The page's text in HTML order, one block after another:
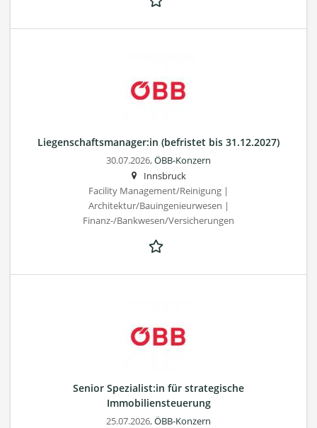
Liegenschaftsmanager:in (befristet bis 31.12.2027)
30.07.2026,ÖBB-Konzern
Innsbruck
Facility Management/Reinigung |
Architektur/Bauingenieurwesen |
Finanz-/Bankwesen/Versicherungen
Senior Spezialist:in für strategische
Immobiliensteuerung
25.07.2026,ÖBB-Konzern